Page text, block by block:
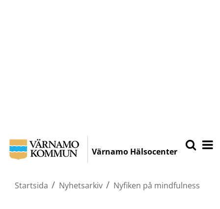
huvudinnehållet
Värnamo Hälsocenter
Sök
på
Startsida / Nyhetsarkiv / Nyfiken på mindfulness